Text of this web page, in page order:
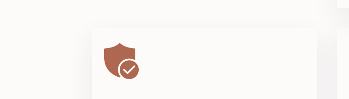
На сайте легко узнать стоимость билетов, получить прогноз на
Покупайте онлайн: выберите сектор на схеме, оплатите удобным
пропустите главное баскетбольное событие сезона — билеты уже
Погрузитесь в атмосферу большого баскетбола! Выберите лучшие